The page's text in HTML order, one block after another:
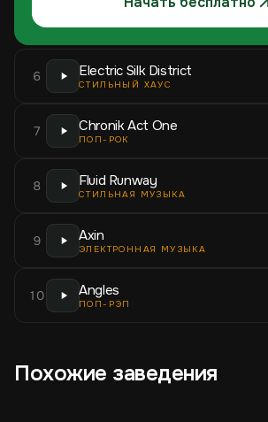
6 Electric Silk District
СТИЛЬНЫЙ ХАУС
7 Chronik Act One
ПОП-РОК
8 Fluid Runway
СТИЛЬНАЯ МУЗЫКА
9 Axin
ЭЛЕКТРОННАЯ МУЗЫКА
10 Angles
ПОП-РЭП
Похожие заведения